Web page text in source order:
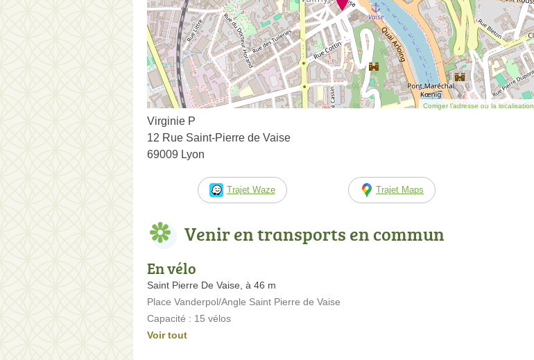
Corriger l’adresse ou la localisation
Virginie P
12 Rue Saint-Pierre de Vaise
69009 Lyon
Trajet Waze Trajet Maps
Venir en transports en commun
En vélo
Saint Pierre De Vaise, à 46 m
Place Vanderpol/Angle Saint Pierre de Vaise
Capacité : 15 vélos
Voir tout